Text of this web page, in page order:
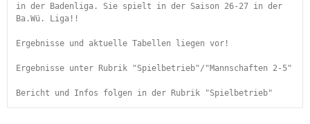
in der Badenliga. Sie spielt in der Saison 26-27 in der
Ba.Wü. Liga!!
Ergebnisse und aktuelle Tabellen liegen vor!
Ergebnisse unter Rubrik "Spielbetrieb"/"Mannschaften 2-5"
Bericht und Infos folgen in der Rubrik "Spielbetrieb"